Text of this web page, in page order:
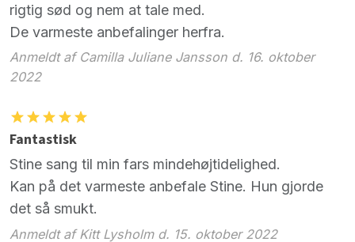
rigtig sød og nem at tale med.
De varmeste anbefalinger herfra.
Anmeldt af Camilla Juliane Jansson d. 16. oktober
2022
Fantastisk
Stine sang til min fars mindehøjtidelighed.
Kan på det varmeste anbefale Stine. Hun gjorde
det så smukt.
Anmeldt af Kitt Lysholm d. 15. oktober 2022